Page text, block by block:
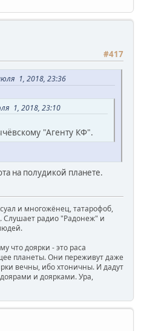
#417
1, 2018, 23:36
1, 2018, 23:10
"Агенту КФ".
на полудикой планете.
и многожёнец, татарофоб,
радио "Радонеж" и
что доярки - это раса
планеты. Они переживут даже
вечны, ибо хтоничны. И дадут
и доярками. Ура,